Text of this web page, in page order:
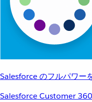
Salesforce のフルパワー
Salesforce Customer